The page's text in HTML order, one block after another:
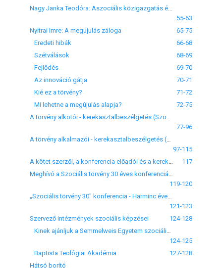
55-63
Nyitrai Imre: A megújulás záloga
65-75
Eredeti hibák
66-68
Szétválások
68-69
Fejlődés
69-70
Az innováció gátja
70-71
Kié ez a törvény?
71-72
Mi lehetne a megújulás alapja?
72-75
77-96
97-115
117
119-120
121-123
Szervező intézmények szociális képzései
124-128
124-125
Baptista Teológiai Akadémia
127-128
Hátsó borító